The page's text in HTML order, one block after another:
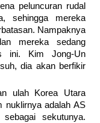
peluncuran rudal
sehingga mereka
Nampaknya
mereka sedang
ini. Kim Jong-Un
dia akan berfikir
ulah Korea Utara
nuklirnya adalah AS
sekutunya.